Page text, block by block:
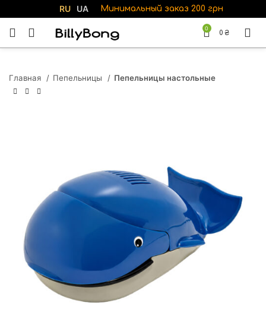
RU UA Минимальный заказ 200 грн
0
0 ₴
Главная Пепельницы Пепельницы настольные